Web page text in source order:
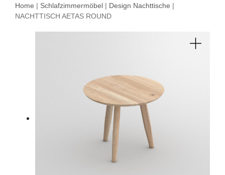
Home | Schlafzimmermöbel | Design Nachttische |
NACHTTISCH AETAS ROUND